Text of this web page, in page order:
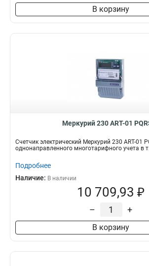
В корзину
Меркурий 230 АRT-01
Счетчик электрический Меркурий 230 АRT-01
однонаправленного многотарифного учета в
Подробнее
Наличие: В наличии
10 709,93 ₽
– +
В корзину